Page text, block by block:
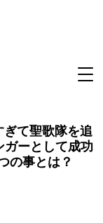
て聖歌隊を追
ガーとして成功
の事とは？